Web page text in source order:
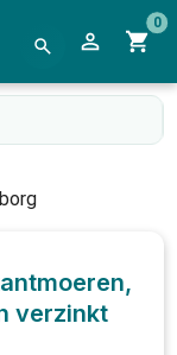
0
verzinkt